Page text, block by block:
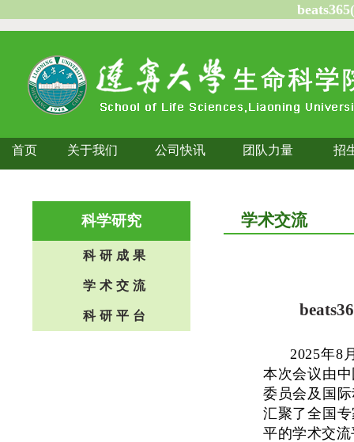
首页 关于我们 公司快讯 团队力量 招
科学研究
科研成果
学术交流
科研平台
学术交流
2025年8
本次会议由
委员会及国
汇聚了全国
平的学术交